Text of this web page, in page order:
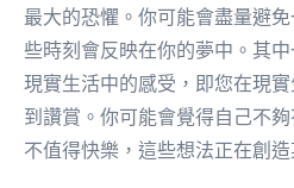
最大的恐懼。你可能會盡量避
些時刻會反映在你的夢中。其
現實生活中的感受，即您在現
到讚賞。你可能會覺得自己不
不值得快樂，這些想法正在創造